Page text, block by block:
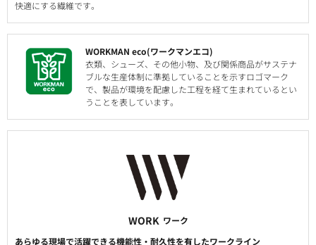
快適にする繊維です。
WORKMAN eco(ワークマンエコ)
衣類、シューズ、その他小物、及び関係商品がサステナ
ブルな生産体制に準拠していることを示すロゴマーク
で、製品が環境を配慮した工程を経て生まれているとい
うことを表しています。
WORK ワーク
あらゆる現場で活躍できる機能性・耐久性を有したワークライン